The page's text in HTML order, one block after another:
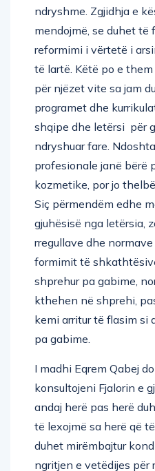
ndryshme. Zgjidhja e
mendojmë, se duhet të
reformimi i vërtetë i
të lartë. Këtë po e
për njëzet vite sa jam
programet dhe
shqipe dhe letërsi për
ndryshuar fare.
profesionale janë bërë
kozmetike, por jo
Siç përmendëm edhe
gjuhësisë nga letërsia,
rregullave dhe
formimit të
shprehur pa gabime,
kthehen në shprehi,
kemi arritur të flasim si
pa gabime.
I madhi Eqrem Qabej
konsultojeni Fjalorin e
andaj herë pas herë
të lexojmë sa herë që
duhet mirëmbajtur
ngritjen e vetëdijes për